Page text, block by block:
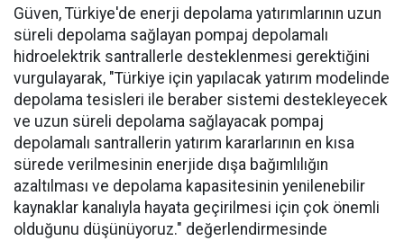
Güven, Türkiye'de enerji depolama yatırımlarının uzun
süreli depolama sağlayan pompaj depolamalı
hidroelektrik santrallerle desteklenmesi gerektiğini
vurgulayarak, "Türkiye için yapılacak yatırım modelinde
depolama tesisleri ile beraber sistemi destekleyecek
ve uzun süreli depolama sağlayacak pompaj
depolamalı santrallerin yatırım kararlarının en kısa
sürede verilmesinin enerjide dışa bağımlılığın
azaltılması ve depolama kapasitesinin yenilenebilir
kaynaklar kanalıyla hayata geçirilmesi için çok önemli
olduğunu düşünüyoruz." değerlendirmesinde